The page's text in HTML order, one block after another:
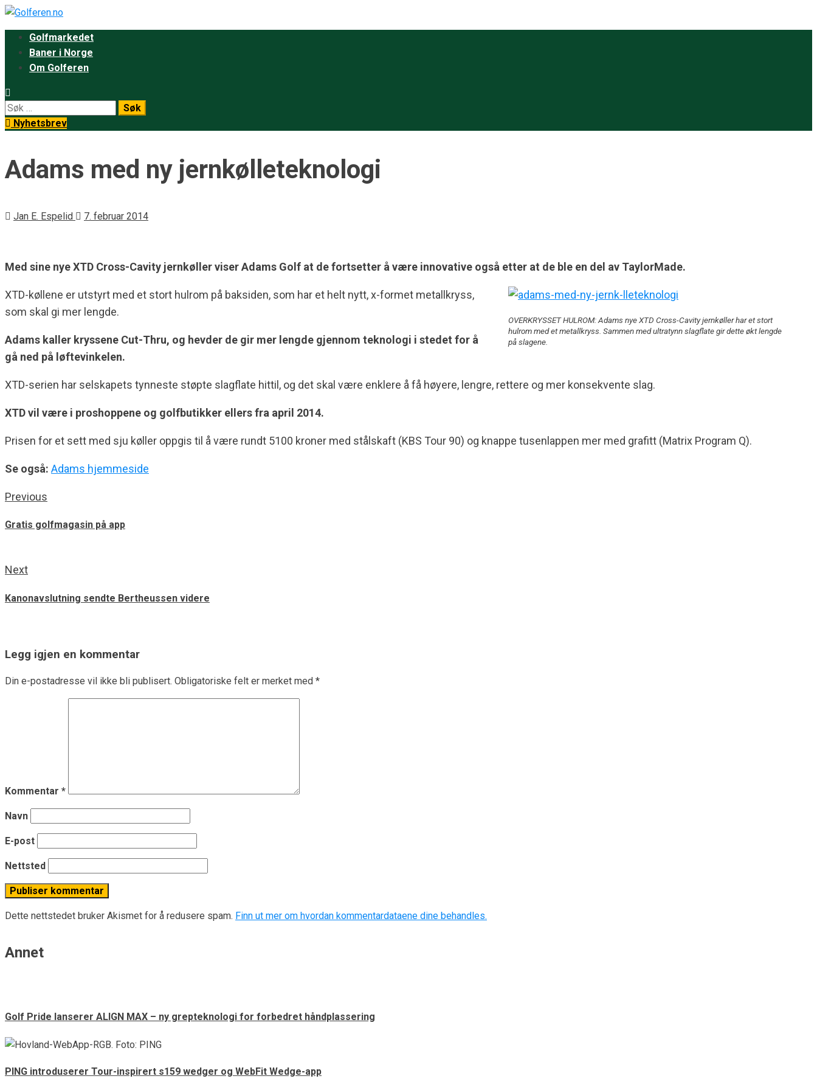
Golfmarkedet
Baner i Norge
Om Golferen
Nyhetsbrev
Adams med ny jernkølleteknologi
Jan E. Espelid 7. februar 2014
Med sine nye XTD Cross-Cavity jernkøller viser Adams Golf at de fortsetter å være innovative også etter at de ble en del av TaylorMade.
OVERKRYSSET HULROM: Adams nye XTD Cross-Cavity jernkøller har et stort
hulrom med et metallkryss. Sammen med ultratynn slagflate gir dette økt lengde
på slagene.
XTD-køllene er utstyrt med et stort hulrom på baksiden, som har et helt nytt, x-formet metallkryss,
som skal gi mer lengde.
Adams kaller kryssene Cut-Thru, og hevder de gir mer lengde gjennom teknologi i stedet for å
gå ned på løftevinkelen.
XTD-serien har selskapets tynneste støpte slagflate hittil, og det skal være enklere å få høyere, lengre, rettere og mer konsekvente slag.
XTD vil være i proshoppene og golfbutikker ellers fra april 2014.
Prisen for et sett med sju køller oppgis til å være rundt 5100 kroner med stålskaft (KBS Tour 90) og knappe tusenlappen mer med grafitt (Matrix Program Q).
Se også: Adams hjemmeside
Previous
Gratis golfmagasin på app
Next
Kanonavslutning sendte Bertheussen videre
Legg igjen en kommentar
Din e-postadresse vil ikke bli publisert. Obligatoriske felt er merket med *
Kommentar *
Navn
E-post
Nettsted
Dette nettstedet bruker Akismet for å redusere spam. Finn ut mer om hvordan kommentardataene dine behandles.
Annet
Golf Pride lanserer ALIGN MAX – ny grepteknologi for forbedret håndplassering
PING introduserer Tour-inspirert s159 wedger og WebFit Wedge-app